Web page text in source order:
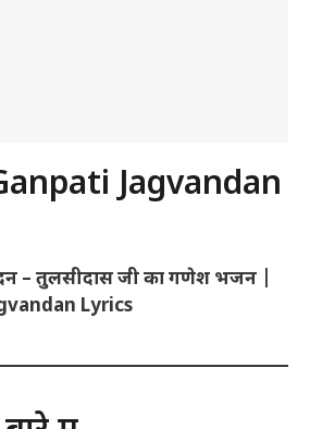
Jagvandan
– तुलसीदास जी का गणेश भजन |
Lyrics